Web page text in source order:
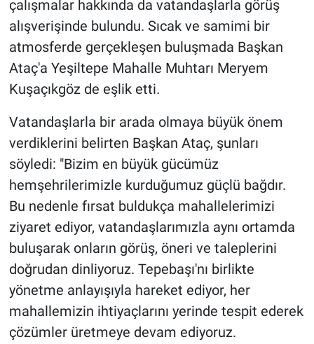
çalışmalar hakkında da vatandaşlarla görüş
alışverişinde bulundu. Sıcak ve samimi bir
atmosferde gerçekleşen buluşmada Başkan
Ataç'a Yeşiltepe Mahalle Muhtarı Meryem
Kuşaçıkgöz de eşlik etti.
Vatandaşlarla bir arada olmaya büyük önem
verdiklerini belirten Başkan Ataç, şunları
söyledi: "Bizim en büyük gücümüz
hemşehrilerimizle kurduğumuz güçlü bağdır.
Bu nedenle fırsat buldukça mahallelerimizi
ziyaret ediyor, vatandaşlarımızla aynı ortamda
buluşarak onların görüş, öneri ve taleplerini
doğrudan dinliyoruz. Tepebaşı'nı birlikte
yönetme anlayışıyla hareket ediyor, her
mahallemizin ihtiyaçlarını yerinde tespit ederek
çözümler üretmeye devam ediyoruz.